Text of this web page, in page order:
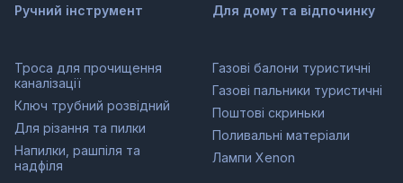
Ручний інструмент
Троса для прочищення
каналізації
Ключ трубний розвідний
Для різання та пилки
Напилки, рашпіля та
надфіля
Для дому та відпочинку
Газові балони туристичні
Газові пальники туристичні
Поштові скриньки
Поливальні матеріали
Лампи Xenon